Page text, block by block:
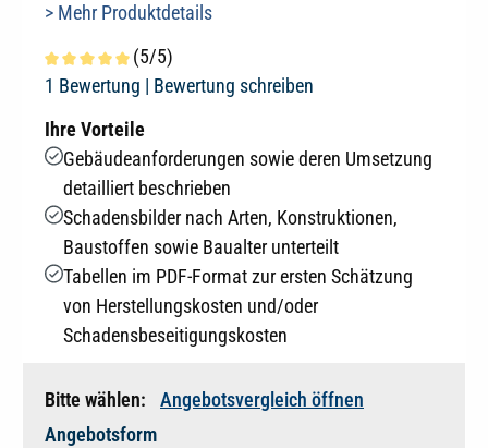
> Mehr Produktdetails
Durchschnittliche Bewertung von 5 von 5 Sternen
(5/5)
1 Bewertung | Bewertung schreiben
Ihre Vorteile
Gebäudeanforderungen sowie deren Umsetzung
detailliert beschrieben
Schadensbilder nach Arten, Konstruktionen,
Baustoffen sowie Baualter unterteilt
Tabellen im PDF-Format zur ersten Schätzung
von Herstellungskosten und/oder
Schadensbeseitigungskosten
Bitte wählen:
Angebotsvergleich öffnen
Angebotsform